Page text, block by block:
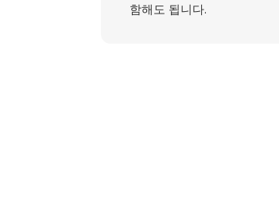
함해도 됩니다.